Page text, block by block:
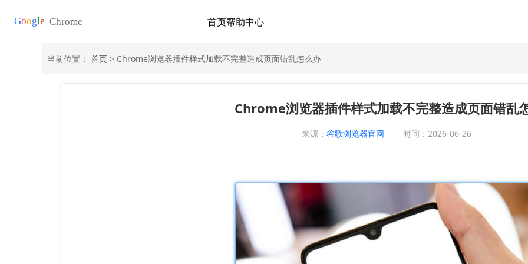
首页帮助中心
当前位置： 首页 > Chrome浏览器插件样式加载不完整造成页面错乱怎么办
Chrome浏览器插件样式加载不完整造成页面错乱
来源： 谷歌浏览器官网 时间：2026-06-26